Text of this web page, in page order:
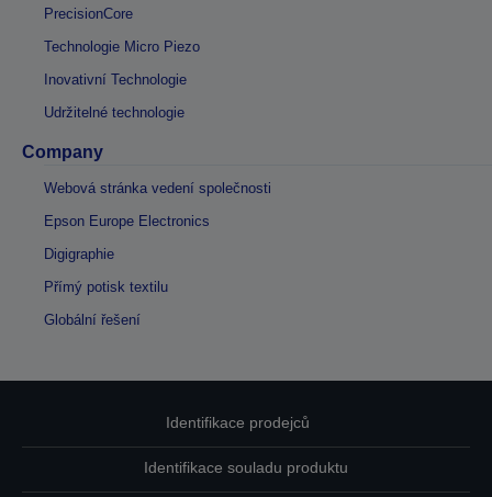
PrecisionCore
Technologie Micro Piezo
Inovativní Technologie
Udržitelné technologie
Company
Webová stránka vedení společnosti
Epson Europe Electronics
Digigraphie
Přímý potisk textilu
Globální řešení
Identifikace prodejců
Identifikace souladu produktu